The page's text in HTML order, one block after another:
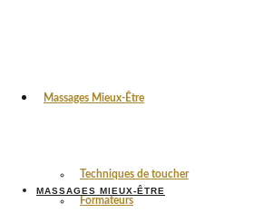
Massages Mieux-Être
Techniques de toucher
Formateurs
MASSAGES MIEUX-ÊTRE